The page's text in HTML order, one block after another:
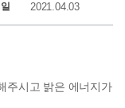
2021.04.03
주시고 밝은 에너지가